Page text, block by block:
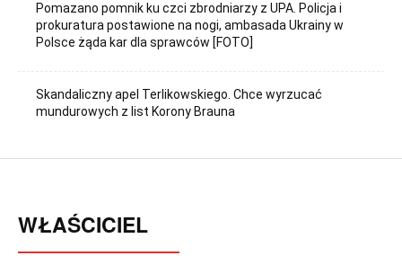
Pomazano pomnik ku czci zbrodniarzy z UPA. Policja i
prokuratura postawione na nogi, ambasada Ukrainy w
Polsce żąda kar dla sprawców [FOTO]
Skandaliczny apel Terlikowskiego. Chce wyrzucać
mundurowych z list Korony Brauna
WŁAŚCICIEL